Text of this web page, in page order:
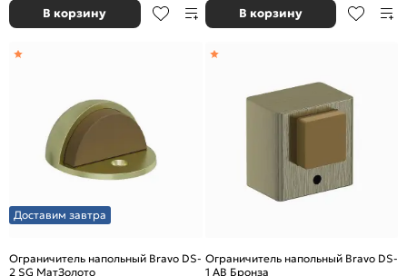
В корзину В корзину
Доставим завтра
Ограничитель напольный Bravo DS-
2 SG МатЗолото
Ограничитель напольный Bravo DS-
1 AB Бронза